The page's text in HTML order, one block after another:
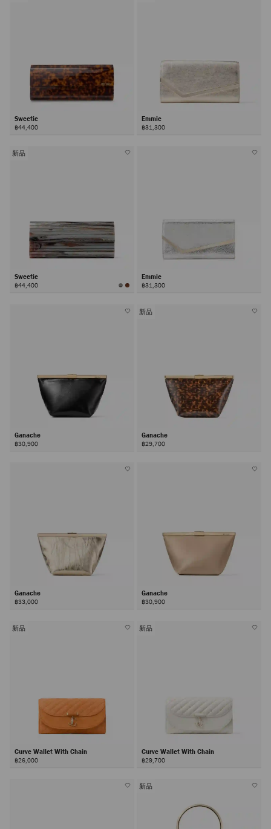
Sweetie
฿44,400
Emmie
฿31,300
新品
Sweetie
฿44,400
Emmie
฿31,300
Ganache
฿30,900
新品
Ganache
฿29,700
Ganache
฿33,000
Ganache
฿30,900
新品
Curve Wallet With Chain
฿26,000
新品
Curve Wallet With Chain
฿29,700
新品